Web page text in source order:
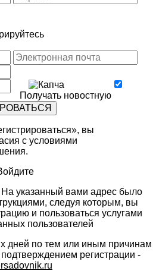
Получать новостную
вы
с условиями
.
указанный вами адрес было
следуя которым, вы
и пользоваться услугами
пользователей
дней по тем или иным причинам
регистрации -